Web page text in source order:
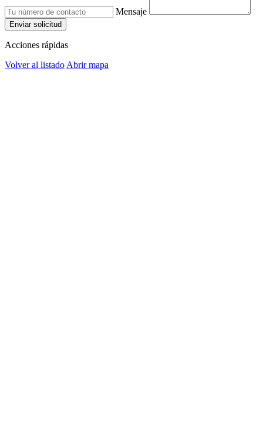
Mensaje
Enviar solicitud
Acciones rápidas
Volver al listado Abrir mapa